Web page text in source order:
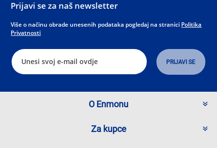
Prijavi se za naš newsletter
Više o načinu obrade unesenih podataka pogledaj na stranici Politika
Privatnosti
O Enmonu
Za kupce